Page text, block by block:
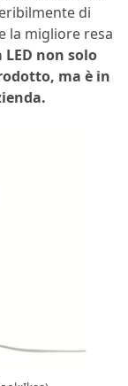
di
la migliore resa
non solo
ma è in